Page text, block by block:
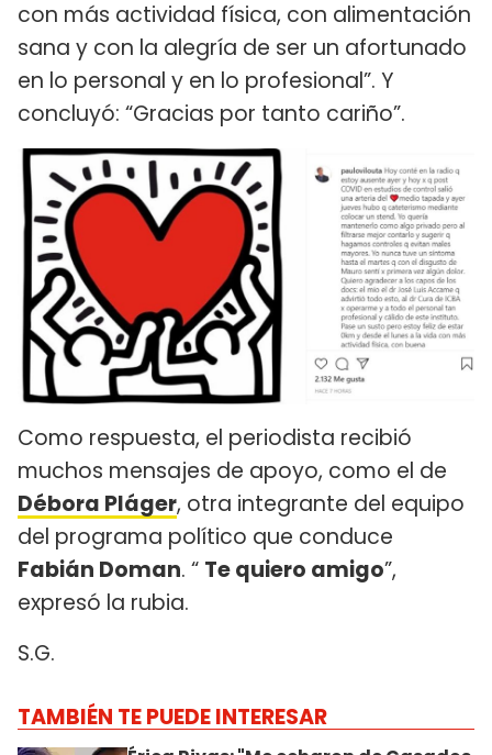
con más actividad física, con alimentación
sana y con la alegría de ser un afortunado
en lo personal y en lo profesional”. Y
concluyó: “Gracias por tanto cariño”.
Como respuesta, el periodista recibió
muchos mensajes de apoyo, como el de
Débora Pláger, otra integrante del equipo
del programa político que conduce
Fabián Doman. “ Te quiero amigo”,
expresó la rubia.
S.G.
TAMBIÉN TE PUEDE INTERESAR